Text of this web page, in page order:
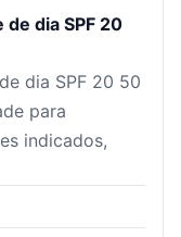
dia SPF 20
dia SPF 20 50
para
indicados,